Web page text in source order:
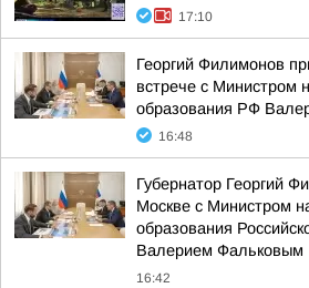
17:10
Георгий Филимонов
встрече с Министром
образования РФ
16:48
Губернатор Георгий
Москве с Министром
образования
Валерием Фальковым
16:42